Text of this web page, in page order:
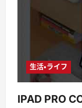
生活・ライフ
IPAD PRO